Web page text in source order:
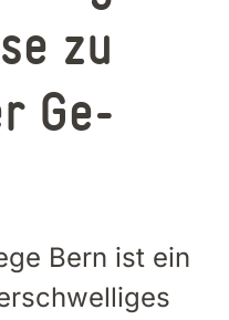
zu
Ge­
Bern ist ein